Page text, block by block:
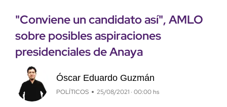
"Conviene un candidato así", AMLO
sobre posibles aspiraciones
presidenciales de Anaya
Óscar Eduardo Guzmán
POLÍTICOS 25/08/2021 · 00:00 hs